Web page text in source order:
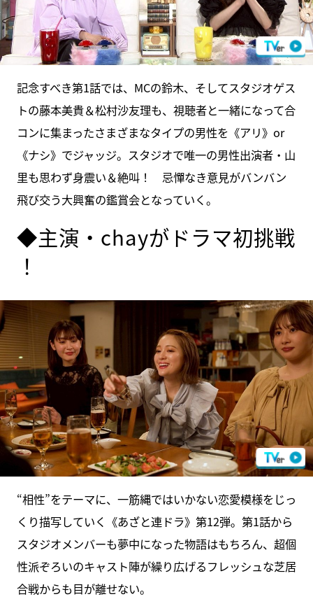
記念すべき第1話では、MCの鈴木、そしてスタジオゲス
トの藤本美貴＆松村沙友理も、視聴者と一緒になって合
コンに集まったさまざまなタイプの男性を《アリ》or
《ナシ》でジャッジ。スタジオで唯一の男性出演者・山
里も思わず身震い＆絶叫！ 忌憚なき意見がバンバン
飛び交う大興奮の鑑賞会となっていく。
◆主演・chayがドラマ初挑戦
！
“相性”をテーマに、一筋縄ではいかない恋愛模様をじっ
くり描写していく《あざと連ドラ》第12弾。第1話から
スタジオメンバーも夢中になった物語はもちろん、超個
性派ぞろいのキャスト陣が繰り広げるフレッシュな芝居
合戦からも目が離せない。